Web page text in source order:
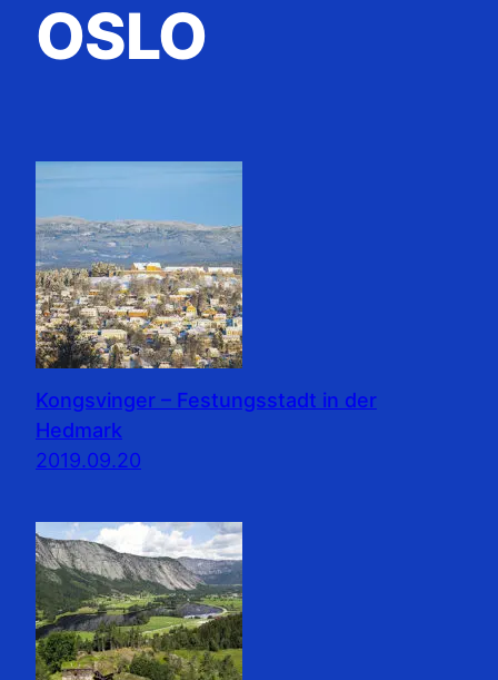
OSLO
Kongsvinger – Festungsstadt in der
Hedmark
2019.09.20